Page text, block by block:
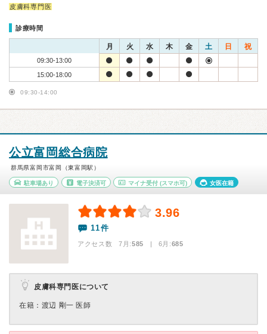
皮膚科専門医
診療時間
月 火 水 木 金 土 日 祝
09:30-13:00
15:00-18:00
09:30-14:00
公立富岡総合病院
群馬県富岡市富岡（東富岡駅）
駐車場あり 電子決済可 マイナ受付 (スマホ可) 女医在籍
3.96
11件
アクセス数 7月:585 | 6月:685
皮膚科専門医について
在籍：渡辺 剛一 医師